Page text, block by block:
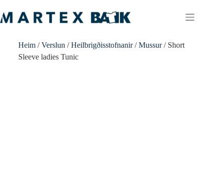
Heim/Verslun /Heilbrigðisstofnanir/Mussur/ Short
Sleeve ladies Tunic